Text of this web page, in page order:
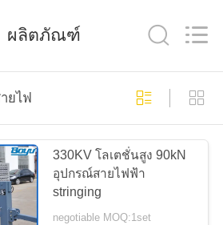
ำเลียง
111
ผลิตภัณฑ์
ยไฟ
330KV โลเตชั่นสูง 90kN
อุปกรณ์สายไฟฟ้า
stringing
negotiable MOQ:1set